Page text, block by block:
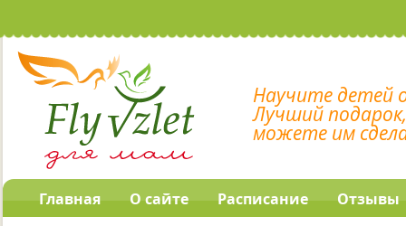
Научите детей
Лучший
можете им
Главная О сайте Расписание Отзывы